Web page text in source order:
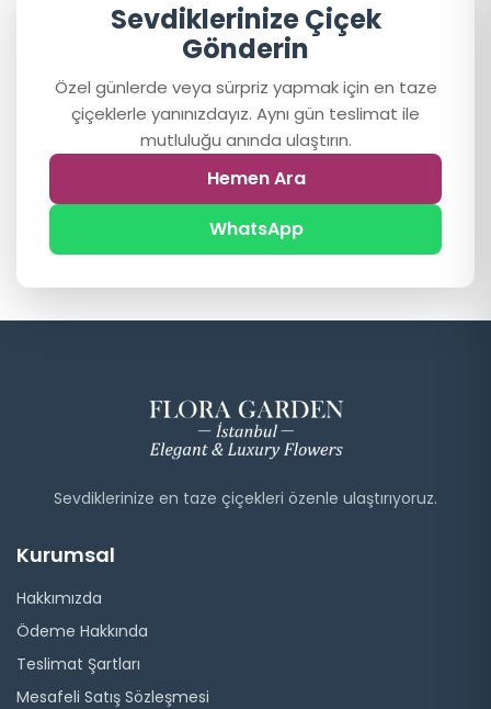
Sevdiklerinize Çiçek
Gönderin
Özel günlerde veya sürpriz yapmak için en taze
çiçeklerle yanınızdayız. Aynı gün teslimat ile
mutluluğu anında ulaştırın.
Hemen Ara
WhatsApp
Sevdiklerinize en taze çiçekleri özenle ulaştırıyoruz.
Kurumsal
Hakkımızda
Ödeme Hakkında
Teslimat Şartları
Mesafeli Satış Sözleşmesi